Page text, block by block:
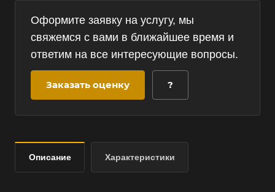
Оформите заявку на услугу, мы
свяжемся с вами в ближайшее время и
ответим на все интересующие вопросы.
Заказать оценку ?
Описание Характеристики